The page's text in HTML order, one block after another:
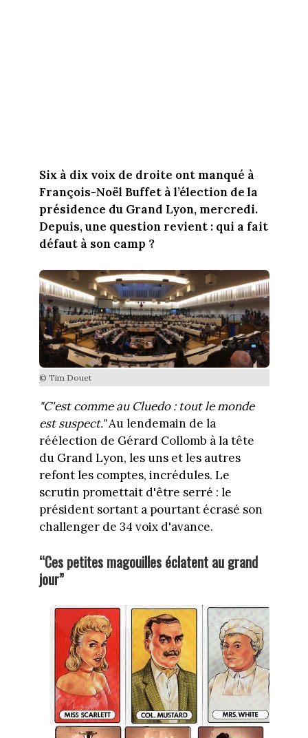
Six à dix voix de droite ont manqué à
François-Noël Buffet à l’élection de la
présidence du Grand Lyon, mercredi.
Depuis, une question revient : qui a fait
défaut à son camp ?
© Tim Douet
"C'est comme au Cluedo : tout le monde
est suspect."Au lendemain de la
réélection de Gérard Collomb à la tête
du Grand Lyon, les uns et les autres
refont les comptes, incrédules. Le
scrutin promettait d'être serré : le
président sortant a pourtant écrasé son
challenger de 34 voix d'avance.
“Ces petites magouilles éclatent au grand
jour”